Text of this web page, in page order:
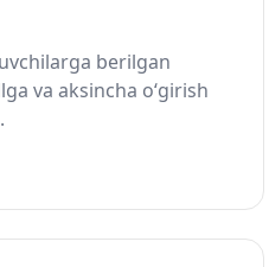
berilgan
va aksincha o‘girish